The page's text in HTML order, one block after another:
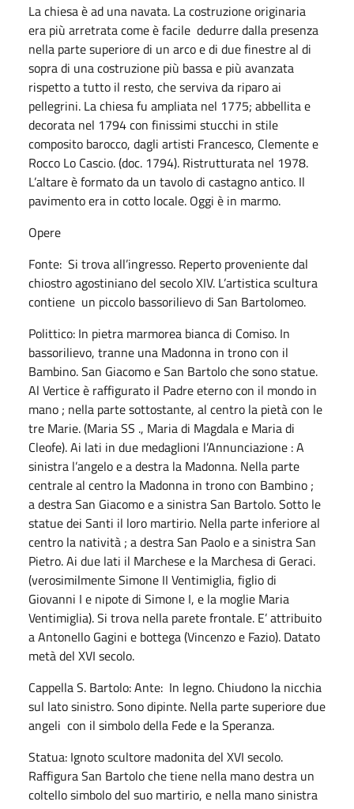
La chiesa è ad una navata. La costruzione originaria
era più arretrata come è facile dedurre dalla presenza
nella parte superiore di un arco e di due finestre al di
sopra di una costruzione più bassa e più avanzata
rispetto a tutto il resto, che serviva da riparo ai
pellegrini. La chiesa fu ampliata nel 1775; abbellita e
decorata nel 1794 con finissimi stucchi in stile
composito barocco, dagli artisti Francesco, Clemente e
Rocco Lo Cascio. (doc. 1794). Ristrutturata nel 1978.
L’altare è formato da un tavolo di castagno antico. Il
pavimento era in cotto locale. Oggi è in marmo.
Opere
Fonte: Si trova all’ingresso. Reperto proveniente dal
chiostro agostiniano del secolo XIV. L’artistica scultura
contiene un piccolo bassorilievo di San Bartolomeo.
Polittico: In pietra marmorea bianca di Comiso. In
bassorilievo, tranne una Madonna in trono con il
Bambino. San Giacomo e San Bartolo che sono statue.
Al Vertice è raffigurato il Padre eterno con il mondo in
mano ; nella parte sottostante, al centro la pietà con le
tre Marie. (Maria SS ., Maria di Magdala e Maria di
Cleofe). Ai lati in due medaglioni l’Annunciazione : A
sinistra l’angelo e a destra la Madonna. Nella parte
centrale al centro la Madonna in trono con Bambino ;
a destra San Giacomo e a sinistra San Bartolo. Sotto le
statue dei Santi il loro martirio. Nella parte inferiore al
centro la natività ; a destra San Paolo e a sinistra San
Pietro. Ai due lati il Marchese e la Marchesa di Geraci.
(verosimilmente Simone II Ventimiglia, figlio di
Giovanni I e nipote di Simone I, e la moglie Maria
Ventimiglia). Si trova nella parete frontale. E’ attribuito
a Antonello Gagini e bottega (Vincenzo e Fazio). Datato
metà del XVI secolo.
Cappella S. Bartolo: Ante: In legno. Chiudono la nicchia
sul lato sinistro. Sono dipinte. Nella parte superiore due
angeli con il simbolo della Fede e la Speranza.
Statua: Ignoto scultore madonita del XVI secolo.
Raffigura San Bartolo che tiene nella mano destra un
coltello simbolo del suo martirio, e nella mano sinistra